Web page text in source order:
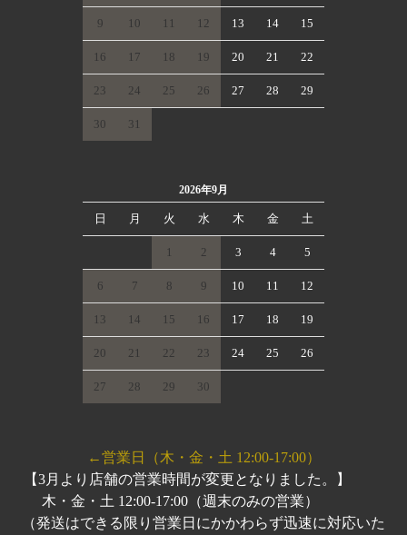
9 10 11 12 13 14 15
16 17 18 19 20 21 22
23 24 25 26 27 28 29
30 31
2026年9月
日 月 火 水 木 金 土
1 2 3 4 5
6 7 8 9 10 11 12
13 14 15 16 17 18 19
20 21 22 23 24 25 26
27 28 29 30
←営業日（木・金・土 12:00-17:00）
【3月より店舗の営業時間が変更となりました。】
木・金・土 12:00-17:00（週末のみの営業）
（発送はできる限り営業日にかかわらず迅速に対応いた